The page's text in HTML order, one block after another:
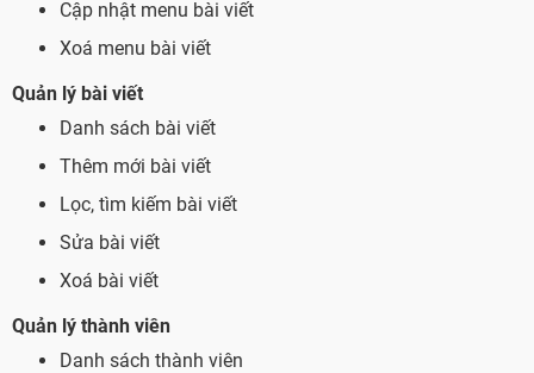
Cập nhật menu bài viết
Xoá menu bài viết
Quản lý bài viết
Danh sách bài viết
Thêm mới bài viết
Lọc, tìm kiếm bài viết
Sửa bài viết
Xoá bài viết
Quản lý thành viên
Danh sách thành viên